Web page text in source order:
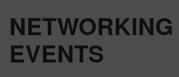
NETWORKING
EVENTS